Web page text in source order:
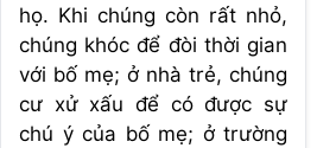
họ. Khi chúng còn rất nhỏ,
chúng khóc để đòi thời gian
với bố mẹ; ở nhà trẻ, chúng
cư xử xấu để có được sự
chú ý của bố mẹ; ở trường